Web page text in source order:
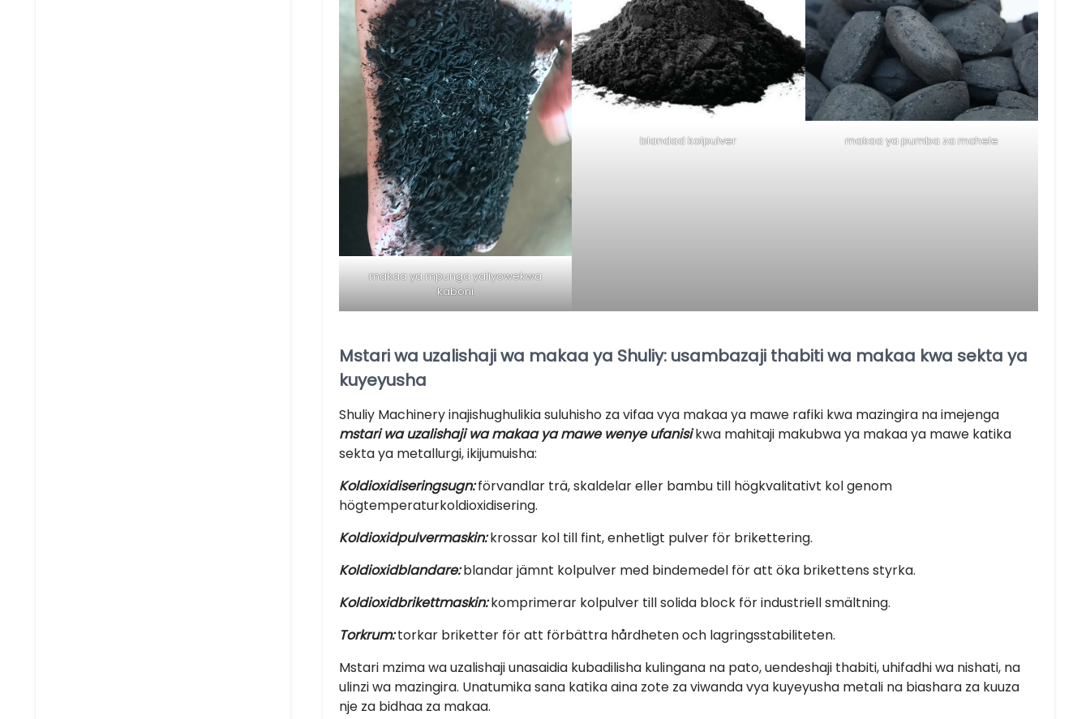
makaa ya mpunga yaliyowekwa
kaboni
blandad kolpulver makaa ya pumba za mchele
Mstari wa uzalishaji wa makaa ya Shuliy: usambazaji thabiti wa makaa kwa sekta ya
kuyeyusha
Shuliy Machinery inajishughulikia suluhisho za vifaa vya makaa ya mawe rafiki kwa mazingira na imejenga
mstari wa uzalishaji wa makaa ya mawe wenye ufanisikwa mahitaji makubwa ya makaa ya mawe katika
sekta ya metallurgi, ikijumuisha:
Koldioxidiseringsugn: förvandlar trä, skaldelar eller bambu till högkvalitativt kol genom
högtemperaturkoldioxidisering.
Koldioxidpulvermaskin: krossar kol till fint, enhetligt pulver för brikettering.
Koldioxidblandare: blandar jämnt kolpulver med bindemedel för att öka brikettens styrka.
Koldioxidbrikettmaskin:komprimerar kolpulver till solida block för industriell smältning.
Torkrum:torkar briketter för att förbättra hårdheten och lagringsstabiliteten.
Mstari mzima wa uzalishaji unasaidia kubadilisha kulingana na pato, uendeshaji thabiti, uhifadhi wa nishati, na
ulinzi wa mazingira. Unatumika sana katika aina zote za viwanda vya kuyeyusha metali na biashara za kuuza
nje za bidhaa za makaa.